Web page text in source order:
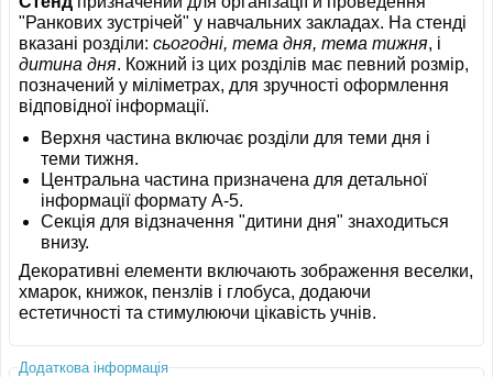
"Ранкових зустрічей" у навчальних закладах. На стенді
вказані розділи:сьогодні, тема дня, тема тижня, і
дитина дня. Кожний із цих розділів має певний розмір,
позначений у міліметрах, для зручності оформлення
відповідної інформації.
Верхня частина включає розділи для теми дня і
теми тижня.
Центральна частина призначена для детальної
інформації формату A-5.
Секція для відзначення "дитини дня" знаходиться
внизу.
Декоративні елементи включають зображення веселки,
хмарок, книжок, пензлів і глобуса, додаючи
естетичності та стимулюючи цікавість учнів.
Додаткова інформація